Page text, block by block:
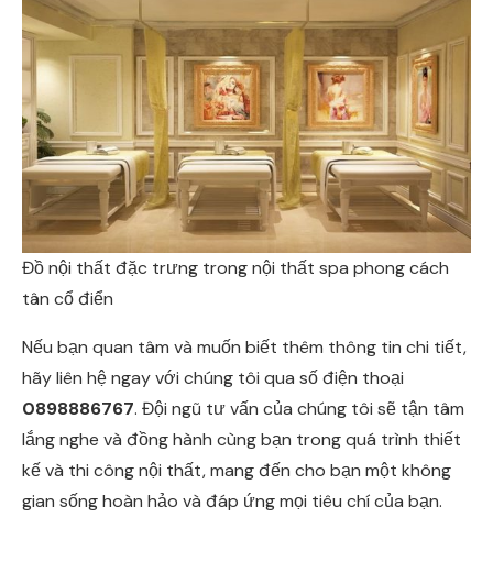
Đồ nội thất đặc trưng trong nội thất spa phong cách
tân cổ điển
Nếu bạn quan tâm và muốn biết thêm thông tin chi tiết,
hãy liên hệ ngay với chúng tôi qua số điện thoại
0898886767. Đội ngũ tư vấn của chúng tôi sẽ tận tâm
lắng nghe và đồng hành cùng bạn trong quá trình thiết
kế và thi công nội thất, mang đến cho bạn một không
gian sống hoàn hảo và đáp ứng mọi tiêu chí của bạn.